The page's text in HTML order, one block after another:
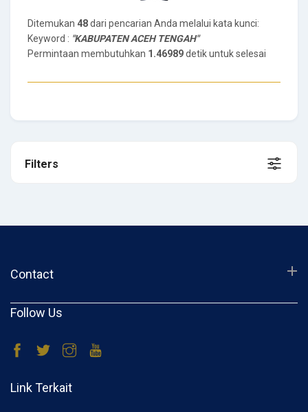
Ditemukan 48dari pencarian Anda melalui kata kunci:
Keyword : "KABUPATEN ACEH TENGAH"
Permintaan membutuhkan 1.46989detik untuk selesai
Filters
Contact
Follow Us
Link Terkait